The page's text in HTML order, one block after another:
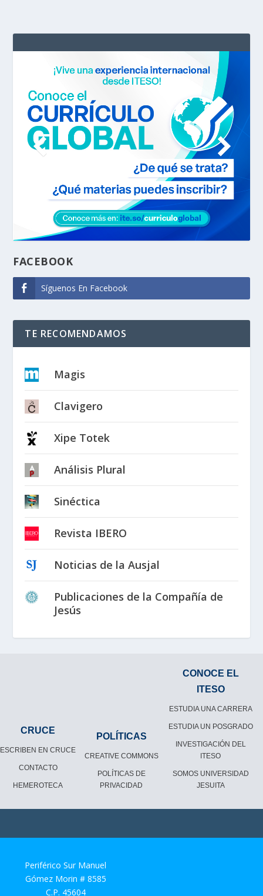
FACEBOOK
Síguenos En Facebook
TE RECOMENDAMOS
Magis
Clavigero
Xipe Totek
Análisis Plural
Sinéctica
Revista IBERO
Noticias de la Ausjal
Publicaciones de la Compañía de
Jesús
CRUCE
ESCRIBEN EN CRUCE
CONTACTO
HEMEROTECA
POLÍTICAS
CREATIVE COMMONS
POLÍTICAS DE
PRIVACIDAD
CONOCE EL
ITESO
ESTUDIA UNA CARRERA
ESTUDIA UN POSGRADO
INVESTIGACIÓN DEL
ITESO
SOMOS UNIVERSIDAD
JESUITA
Periférico Sur Manuel
Gómez Morin # 8585
C.P. 45604